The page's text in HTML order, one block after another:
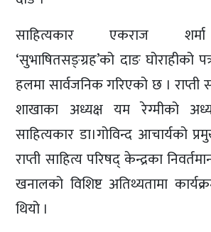
साहित्यकार एकराज
‘सुभाषितसङ्ग्रह’को दाङ घोराहीको
हलमा सार्वजनिक गरिएको छ । राप्ती
शाखाका अध्यक्ष यम रेग्मीको
साहित्यकार डा।गोविन्द आचार्यको
राप्ती साहित्य परिषद् केन्द्रका
खनालको विशिष्ट अतिथ्यतामा
थियो ।